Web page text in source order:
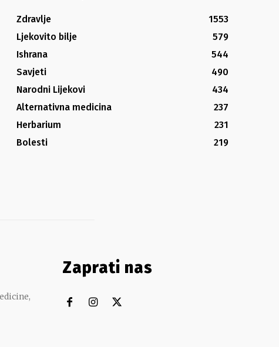
Zdravlje
1553
Ljekovito bilje
579
Ishrana
544
Savjeti
490
Narodni Lijekovi
434
Alternativna medicina
237
Herbarium
231
Bolesti
219
Zaprati nas